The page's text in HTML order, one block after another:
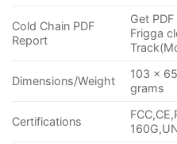
Cold Chain PDF
Report
Get
Frigga
Dimensions/Weight
103 x
grams
Certifications